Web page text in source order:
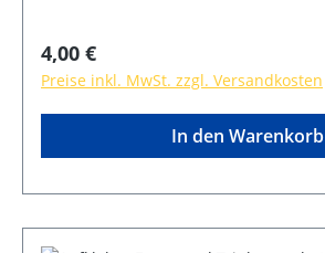
Regulärer Preis:
4,00 €
Preise inkl. MwSt. zzgl. Versandkosten
In den Warenkorb